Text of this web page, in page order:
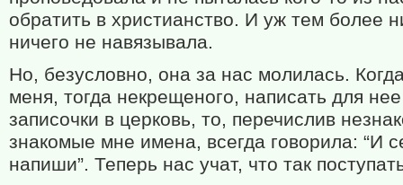
обратить в христианство. И уж тем более
ничего не навязывала.
Но, безусловно, она за нас молилась.
меня, тогда некрещеного, написать для нее
записочки в церковь, то, перечислив
знакомые мне имена, всегда говорила: “И
напиши”. Теперь нас учат, что так